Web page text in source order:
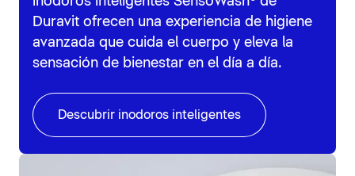
Duravit ofrecen una experiencia de higiene
avanzada que cuida el cuerpo y eleva la
sensación de bienestar en el día a día.
Descubrir inodoros inteligentes